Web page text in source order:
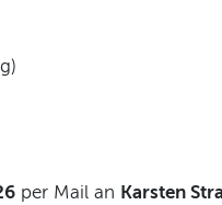
per Mail an Karsten